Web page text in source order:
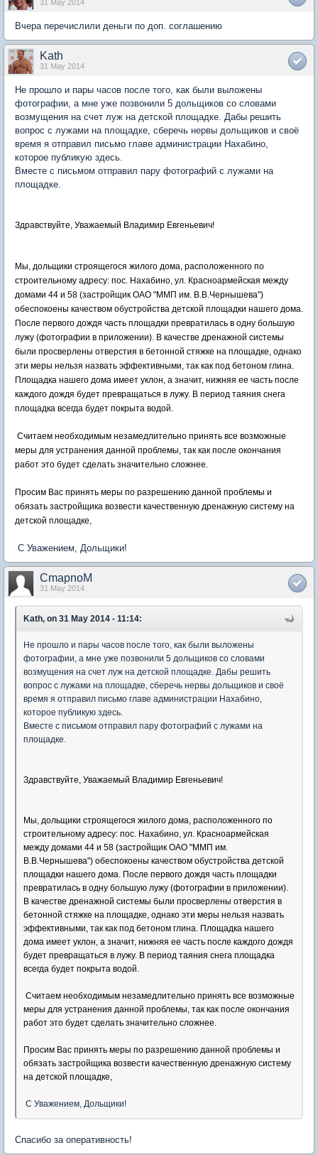
31 May 2014
Вчера перечислили деньги по доп. соглашению
Kath
31 May 2014
Не прошло и пары часов после того, как были выложены
фотографии, а мне уже позвонили 5 дольщиков со словами
возмущения на счет луж на детской площадке. Дабы решить
вопрос с лужами на площадке, сберечь нервы дольщиков и своё
время я отправил письмо главе администрации Нахабино,
которое публикую здесь.
Вместе с письмом отправил пару фотографий с лужами на
площадке.
Здравствуйте, Уважаемый Владимир Евгеньевич!
Мы, дольщики строящегося жилого дома, расположенного по
строительному адресу: пос. Нахабино, ул. Красноармейская между
домами 44 и 58 (застройщик ОАО "ММП им. В.В.Чернышева")
обеспокоены качеством обустройства детской площадки нашего дома.
После первого дождя часть площадки превратилась в одну большую
лужу (фотографии в приложении). В качестве дренажной системы
были просверлены отверстия в бетонной стяжке на площадке, однако
эти меры нельзя назвать эффективными, так как под бетоном глина.
Площадка нашего дома имеет уклон, а значит, нижняя ее часть после
каждого дождя будет превращаться в лужу. В период таяния снега
площадка всегда будет покрыта водой.
Считаем необходимым незамедлительно принять все возможные
меры для устранения данной проблемы, так как после окончания
работ это будет сделать значительно сложнее.
Просим Вас принять меры по разрешению данной проблемы и
обязать застройщика возвести качественную дренажную систему на
детской площадке,
С Уважением, Дольщики!
CmapnoM
31 May 2014
Kath, on 31 May 2014 - 11:14:
Не прошло и пары часов после того, как были выложены
фотографии, а мне уже позвонили 5 дольщиков со словами
возмущения на счет луж на детской площадке. Дабы решить
вопрос с лужами на площадке, сберечь нервы дольщиков и своё
время я отправил письмо главе администрации Нахабино,
которое публикую здесь.
Вместе с письмом отправил пару фотографий с лужами на
площадке.
Здравствуйте, Уважаемый Владимир Евгеньевич!
Мы, дольщики строящегося жилого дома, расположенного по
строительному адресу: пос. Нахабино, ул. Красноармейская
между домами 44 и 58 (застройщик ОАО "ММП им.
В.В.Чернышева") обеспокоены качеством обустройства детской
площадки нашего дома. После первого дождя часть площадки
превратилась в одну большую лужу (фотографии в приложении).
В качестве дренажной системы были просверлены отверстия в
бетонной стяжке на площадке, однако эти меры нельзя назвать
эффективными, так как под бетоном глина. Площадка нашего
дома имеет уклон, а значит, нижняя ее часть после каждого дождя
будет превращаться в лужу. В период таяния снега площадка
всегда будет покрыта водой.
Считаем необходимым незамедлительно принять все возможные
меры для устранения данной проблемы, так как после окончания
работ это будет сделать значительно сложнее.
Просим Вас принять меры по разрешению данной проблемы и
обязать застройщика возвести качественную дренажную систему
на детской площадке,
С Уважением, Дольщики!
Спасибо за оперативность!